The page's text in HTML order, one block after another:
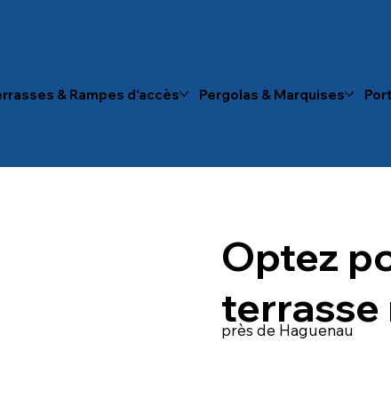
& Rampes d'accès Pergolas & Marquises
près de Haguenau
Optez